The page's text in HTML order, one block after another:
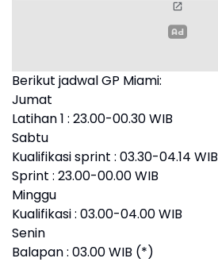
Berikut jadwal GP Miami:
Jumat
Latihan 1 : 23.00-00.30 WIB
Sabtu
Kualifikasi sprint : 03.30-04.14 WIB
Sprint : 23.00-00.00 WIB
Minggu
Kualifikasi : 03.00-04.00 WIB
Senin
Balapan : 03.00 WIB (*)